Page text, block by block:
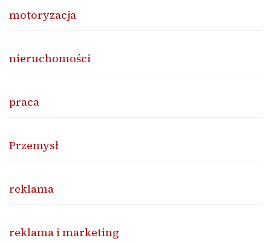
motoryzacja
nieruchomości
praca
Przemysł
reklama
reklama i marketing